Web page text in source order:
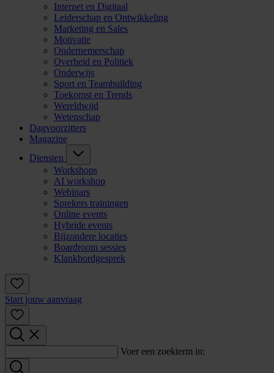
Internet en Digitaal
Leiderschap en Ontwikkeling
Marketing en Sales
Motivatie
Ondernemerschap
Overheid en Politiek
Onderwijs
Sport en Teambuilding
Toekomst en Trends
Wereldwijd
Wetenschap
Dagvoorzitters
Magazine
Diensten
Workshops
AI workshop
Webinars
Sprekers trainingen
Online events
Hybride events
Bijzondere locaties
Boardroom sessies
Klankbordgesprek
Start jouw aanvraag
Voer een zoekterm in: